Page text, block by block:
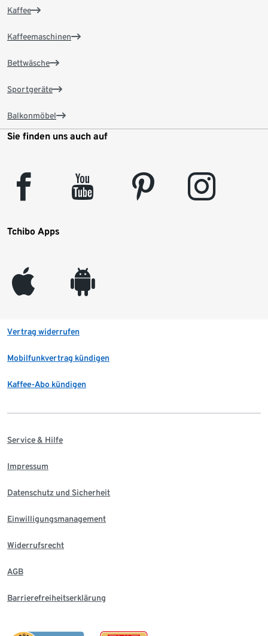
Kaffee
Kaffeemaschinen
Bettwäsche
Sportgeräte
Balkonmöbel
Sie finden uns auch auf
facebook youtube pinterest instagram
Tchibo Apps
appleinc android
Vertrag widerrufen
Mobilfunkvertrag kündigen
Kaffee-Abo kündigen
Service & Hilfe
Impressum
Datenschutz und Sicherheit
Einwilligungsmanagement
Widerrufsrecht
AGB
Barrierefreiheitserklärung